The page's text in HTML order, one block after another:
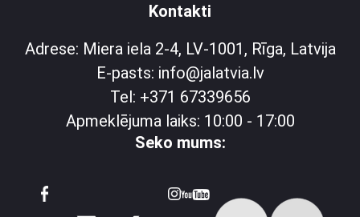
Kontakti
Adrese: Miera iela 2-4, LV-1001, Rīga, Latvija
E-pasts: info@jalatvia.lv
Tel: +371 67339656
Apmeklējuma laiks: 10:00 - 17:00
Seko mums: